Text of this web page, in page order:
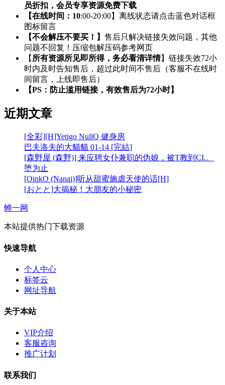
员折扣，会员专享资源免费下载
【在线时间：10:00-20:00】离线状态请点击蓝色对话框
图标留言
【不会解压不要买！】 售后只解决链接失效问题，其他
问题不回复！压缩包解压码参考网页
【 所有资源所见即所得，务必看清详情】链接失效72小
时内及时告知售后，超过此时间不售后（客服不在线时
间留言，上线即售后）
【PS：防止滥用链接，有效售后为72小时】
近期文章
[全彩][H]Yetigo NullQ 健身房
巴夫洛夫的大貓貓 01-14 [完結]
[森野屋 (森野)] 来应聘女仆兼职的伪娘，被T教到CI.。
堕为止
[OinkO (Nanai)]听从甜蜜施虐天使的话[H]
[おとと]大揭秘！大朋友的小秘密
蝉一网
本站提供热门下载资源
快速导航
个人中心
标签云
网址导航
关于本站
VIP介绍
客服咨询
推广计划
联系我们